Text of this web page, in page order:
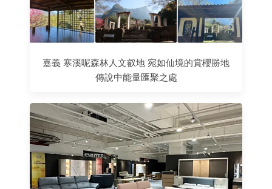
嘉義 寒溪呢森林人文叡地 宛如仙境的賞櫻勝地
傳說中能量匯聚之處